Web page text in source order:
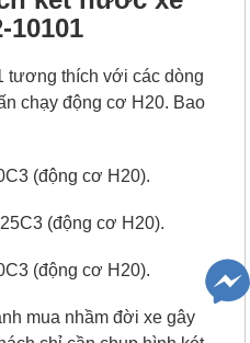
10101
tương thích với các dòng
chạy động cơ H20. Bao
(động cơ H20).
(động cơ H20).
(động cơ H20).
mua nhầm đời xe gây